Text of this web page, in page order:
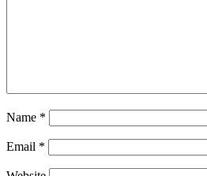
Name *
Email *